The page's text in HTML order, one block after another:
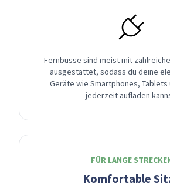
Fernbusse sind meist mit
ausgestattet, sodass du deine
Geräte wie Smartphones, Tablets
jederzeit aufladen
FÜR LANGE
Komfortable